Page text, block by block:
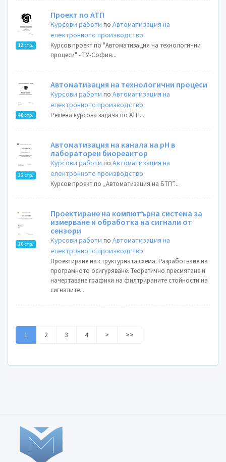
12 стр.
Проект по АТП
Курсови работи поАвтоматизация на
електронното производство
Курсов проект по "Автоматизация на технологични
процеси" - ТУ-София...
40 стр.
Автоматизация на технологични процеси
Курсови работи поАвтоматизация на
електронното производство
Решена курсова задача по АТП...
35 стр.
Автоматизация на канала на pH в
лабораторен биореактор
Курсови работи поАвтоматизация на
електронното производство
Курсов проект по „Автоматизация на БТП”...
20 стр.
Проектиране на компютърна система за
измерване и обработка на сигнали от
сензори
Курсови работи поАвтоматизация на
електронното производство
Проектиране на структурната схема. Разработване на
програмното осигуряване. Теоретично пресмятане и
начертаване графики на филтрираните стойности на
сигналите...
1 2 3 4 > >>